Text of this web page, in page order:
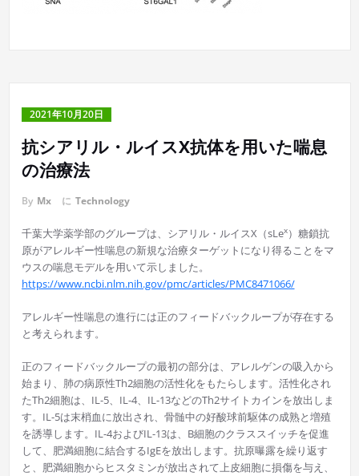
2021年10月20日
抗シアリル・ルイスX抗体を用いた喘息
の治療法
By Mx に Technology
千葉大学薬学部のグループは、シアリル・ルイスX（sLex）糖鎖抗
原がアレルギー性喘息の新規な治療ターゲットになり得ることをマ
ウスの喘息モデルを用いて示しました。
https://www.ncbi.nlm.nih.gov/pmc/articles/PMC8471066/
アレルギー性喘息の進行には正のフィードバックループが存在する
と考えられます。
正のフィードバックループの最初の部分は、アレルゲンの吸入から
始まり、肺の病原性Th2細胞の活性化をもたらします。活性化され
たTh2細胞は、IL-5、IL-4、IL-13などのTh2サイ​​トカインを放出しま
す。IL-5は末梢血に放出され、骨髄中の好酸球前駆体の成熟と増殖
を誘導します。IL-4およびIL-13は、B細胞のクラススイッチを促進
して、肥満細胞に結合するIgEを放出します。抗原曝露を繰り返す
と、肥満細胞からヒスタミンが放出されて上皮細胞に損傷を与え、